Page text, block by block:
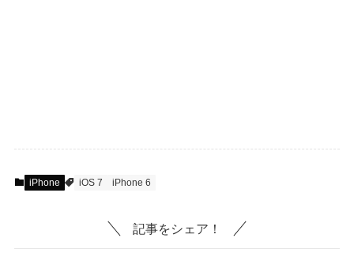
iPhone iOS 7 iPhone 6
記事をシェア！